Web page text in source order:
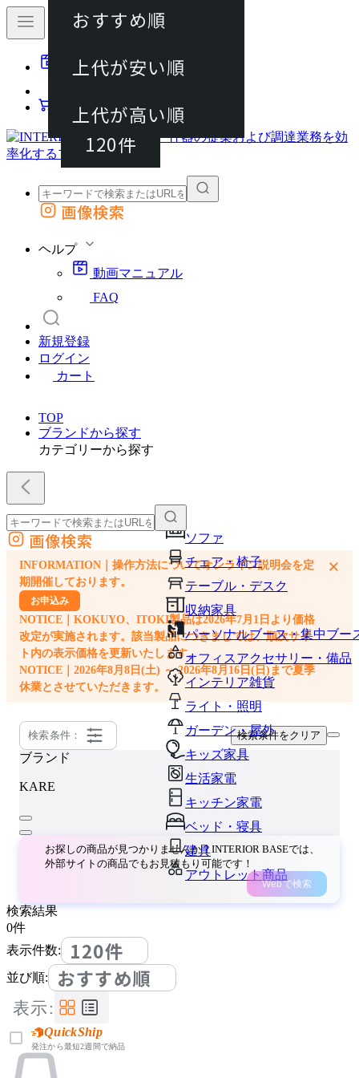
動画マニュアル
カート
外部サイトの商品をカートに追加
画像検索
ヘルプ
動画マニュアル
FAQ
新規登録
ログイン
カート
TOP
ブランドから探す
カテゴリーから探す
ソファ
チェア・椅子
テーブル・デスク
収納家具
パーソナルブース・集中ブー
オフィスアクセサリー・備品
インテリア雑貨
ライト・照明
ガーデン・屋外
キッズ家具
生活家電
キッチン家電
ベッド・寝具
建具
アウトレット商品
外部サイトの商品をカートに追加
他のサイトで見つけた商品ページのURLを貼り付けて、カートに追加できます
画像検索
INFORMATION｜操作方法についてオンライン説明会を定
期開催しております。
お申込み
NOTICE｜KOKUYO、ITOKI製品は2026年7月1日より価格
改定が実施されます。該当製品につきましては、順次サイ
ト内の表示価格を更新いたします。
NOTICE｜2026年8月8日(土) ～ 2026年8月16日(日)まで夏季
休業とさせていただきます。
×
検索条件： 検索条件をクリア
ブランド
KARE
お探しの商品が見つかりませんか？INTERIOR BASEでは、
外部サイトの商品でもお見積もり可能です！
Webで検索
検索結果
0件
表示件数:
120件
120件
並び順: おすすめ順
おすすめ順
上代が安い順
上代が高い順
表示:
QuickShip
発注から最短2週間で納品